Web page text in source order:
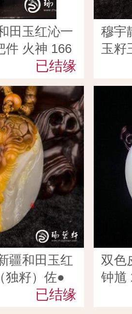
田玉红沁一
件 火神 166
已结缘
穆宇
玉籽
疆和田玉红
独籽）佐●
已结缘
双色
钟馗